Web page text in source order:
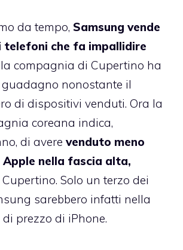
da tempo, Samsung vende
telefoni che fa impallidire
la compagnia di Cupertino ha
nonostante il
di dispositivi venduti. Ora la
coreana indica,
di avere venduto meno
nella fascia alta,
Solo un terzo dei
sarebbero infatti nella
prezzo di iPhone.